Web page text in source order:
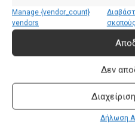
Manage {vendor_count}
vendors
σκοπούς
Δεν
Δήλωση
8 Απριλίου, 2023